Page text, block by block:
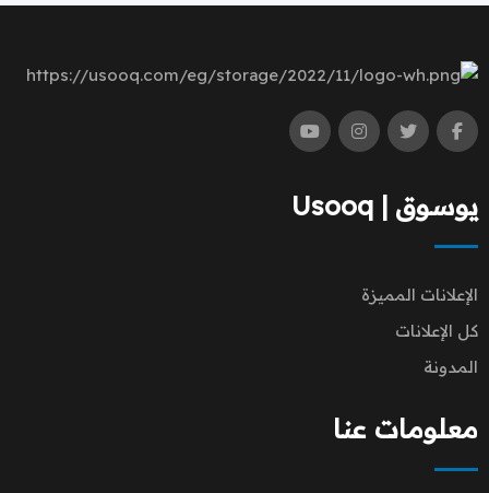
يوسوق | Usooq
الإعلانات المميزة
كل الإعلانات
المدونة
معلومات عنا